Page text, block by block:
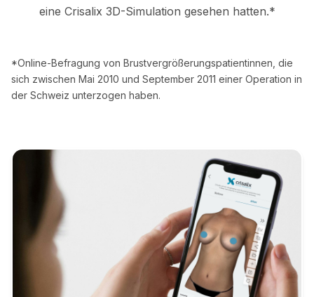
eine Crisalix 3D-Simulation gesehen hatten.*
*Online-Befragung von Brustvergrößerungspatientinnen, die
sich zwischen Mai 2010 und September 2011 einer Operation in
der Schweiz unterzogen haben.